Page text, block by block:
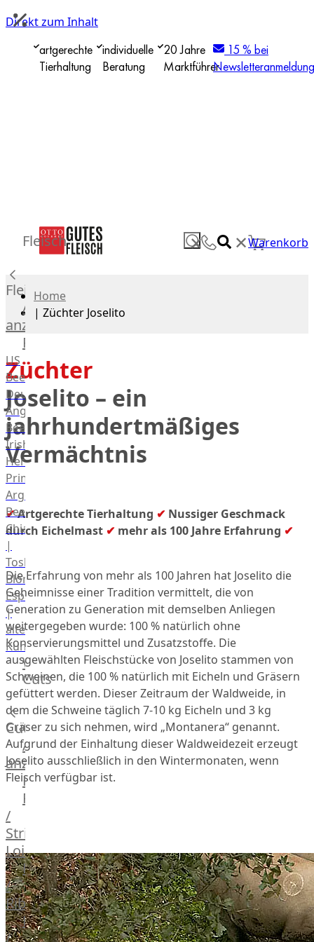
Direkt zum Inhalt
artgerechte
Tierhaltung
individuelle
Beratung
20 Jahre
Marktführer
15 % bei
Newsletteranmeldung
✕ ✕Warenkorb
Fleisch
Fleisch
Alle
anzeigen
Rind
US
Beef
Deutsches
Angus
Beef
Irish
Hereford
Prime
Argentina
Beef
Chianina
|
Toskana
Blonda
Espanola
|
alte
Kuh
Wagyu
Beef
Morgan
Ranch
Wagyu
Japanisches
Wagyu
Beef
Japanisches
Kobe
Wagyu
Australian
F1
Wagyu
Deutsches
Wagyu
Irish
Cuts
Cuts
Alle
anzeigen
Filet
Rumpsteak
/
Strip
Loin
Entrecote
/
Ribeye
Hüftsteak
/
Home
| Züchter Joselito
Züchter
Joselito – ein
jahrhundertmäßiges
Vermächtnis
✔Artgerechte Tierhaltung ✔ Nussiger Geschmack
durch Eichelmast ✔ mehr als 100 Jahre Erfahrung ✔
Die Erfahrung von mehr als 100 Jahren hat Joselito die
Geheimnisse einer Tradition vermittelt, die von
Generation zu Generation mit demselben Anliegen
weitergegeben wurde: 100 % natürlich ohne
Konservierungsmittel und Zusatzstoffe. Die
ausgewählten Fleischstücke von Joselito stammen von
Schweinen, die 100 % natürlich mit Eicheln und Gräsern
gefüttert werden. Dieser Zeitraum der Waldweide, in
dem die Schweine täglich 7-10 kg Eicheln und 3 kg
Gräser zu sich nehmen, wird „Montanera“ genannt.
Aufgrund der Einhaltung dieser Waldweidezeit erzeugt
Joselito ausschließlich in den Wintermonaten, wenn
Fleisch verfügbar ist.